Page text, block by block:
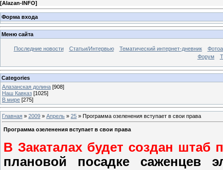
[Alazan-INFO]
Форма входа
Меню сайта
Последние новости Статьи/Интервью Тематический интернет-дневник
Форум
Categories
Алазанская долина [908]
Наш Кавказ [1025]
В мире [275]
Главная » 2009 » Апрель » 25 » Программа озеленения вступает в свои права
Программа озеленения вступает в свои права
В Закаталах будет создан
плановой посадке саженцев